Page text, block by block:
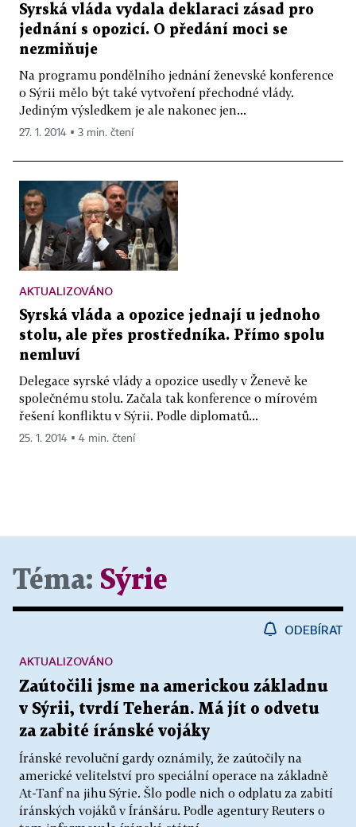
Syrská vláda vydala deklaraci zásad pro
jednání s opozicí. O předání moci se
nezmiňuje
Na programu pondělního jednání ženevské konference
o Sýrii mělo být také vytvoření přechodné vlády.
Jediným výsledkem je ale nakonec jen...
27. 1. 2014 ▪ 3 min. čtení
AKTUALIZOVÁNO
Syrská vláda a opozice jednají u jednoho
stolu, ale přes prostředníka. Přímo spolu
nemluví
Delegace syrské vlády a opozice usedly v Ženevě ke
společnému stolu. Začala tak konference o mírovém
řešení konfliktu v Sýrii. Podle diplomatů...
25. 1. 2014 ▪ 4 min. čtení
Téma: Sýrie
ODEBÍRAT
Zaútočili jsme na americkou základnu
v Sýrii, tvrdí Teherán. Má jít o odvetu
za zabité íránské vojáky
Íránské revoluční gardy oznámily, že zaútočily na
americké velitelství pro speciální operace na základně
At-Tanf na jihu Sýrie. Šlo podle nich o odplatu za zabití
íránských vojáků v Íránšáru. Podle agentury Reuters o
AKTUALIZOVÁNO